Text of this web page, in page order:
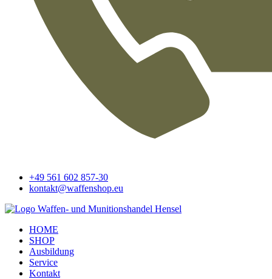
+49 561 602 857-30
kontakt@waffenshop.eu
HOME
SHOP
Ausbildung
Service
Kontakt